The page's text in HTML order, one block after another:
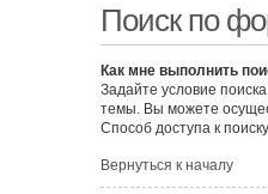
Поиск по
Как мне выполнить
Задайте условие
темы. Вы можете
Способ доступа к
Вернуться к началу